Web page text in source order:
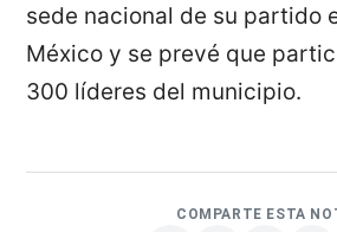
sede nacional de su partido
México y se prevé que
300 líderes del municipio.
COMPARTE ESTA